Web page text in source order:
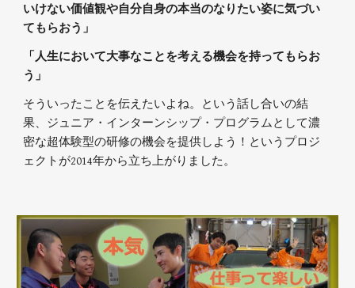
いけない価値観や自分自身の本当のなりたい姿に気づい
てもらおう」
「人生において大事なことを考える機会を持ってもらお
う」
そういったことを伝えたいよね。という話し合いの結
果、ジュニア・インターンシップ・プログラムとして濃
密な超体験型の研修の機会を提供しよう！というプロジ
ェクトが2014年から立ち上がりました。